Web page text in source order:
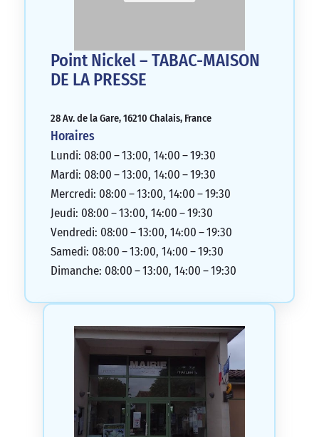
Point Nickel – TABAC-MAISON
DE LA PRESSE
28 Av. de la Gare, 16210 Chalais, France
Horaires
Lundi: 08:00 – 13:00, 14:00 – 19:30
Mardi: 08:00 – 13:00, 14:00 – 19:30
Mercredi: 08:00 – 13:00, 14:00 – 19:30
Jeudi: 08:00 – 13:00, 14:00 – 19:30
Vendredi: 08:00 – 13:00, 14:00 – 19:30
Samedi: 08:00 – 13:00, 14:00 – 19:30
Dimanche: 08:00 – 13:00, 14:00 – 19:30